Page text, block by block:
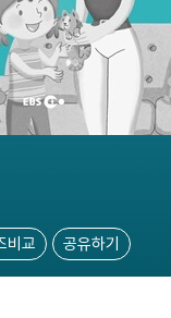
비교 공유하기